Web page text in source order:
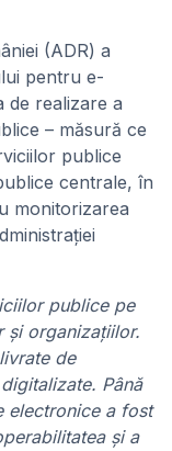
(ADR) a
pentru e-
de realizare a
– măsură ce
publice
centrale, în
monitorizarea
publice pe
și organizațiilor.
de
Până
electronice a fost
și a